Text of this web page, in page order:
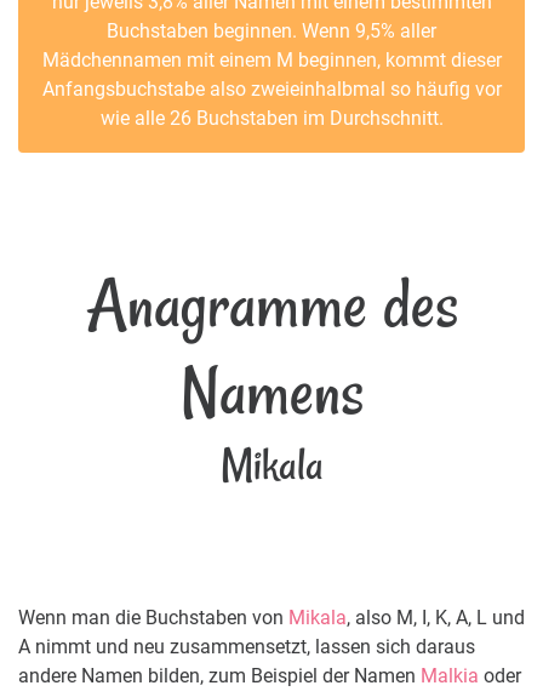
Buchstaben beginnen. Wenn 9,5% aller
Mädchennamen mit einem M beginnen, kommt dieser
Anfangsbuchstabe also zweieinhalbmal so häufig vor
wie alle 26 Buchstaben im Durchschnitt.
Anagramme des
Namens
Mikala
Wenn man die Buchstaben von Mikala, also M, I, K, A, L und
A nimmt und neu zusammensetzt, lassen sich daraus
andere Namen bilden, zum Beispiel der Namen Malkia oder